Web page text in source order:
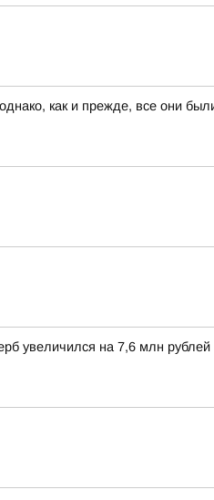
как и прежде, все они
увеличился на 7,6 млн рублей